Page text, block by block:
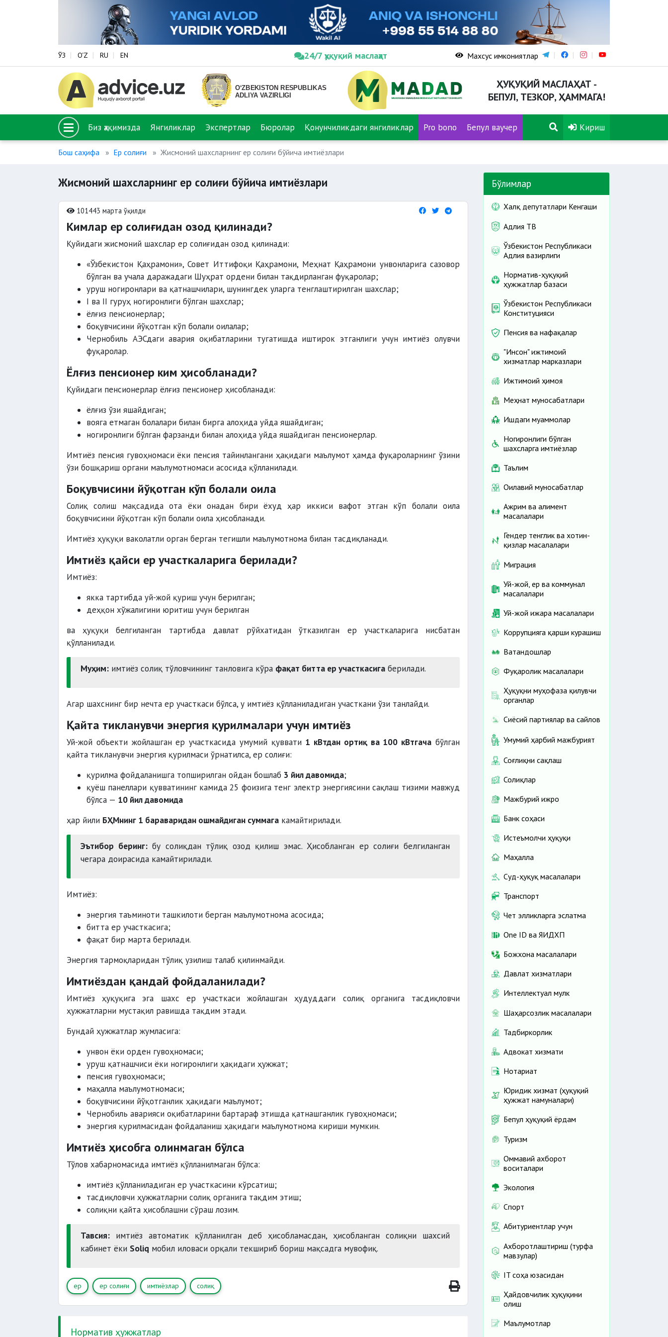
ЎЗ O‘Z RU EN 24/7 ҳуқуқий маслаҳат Махсус имкониятлар
ҲУҚУҚИЙ МАСЛАҲАТ -
БЕПУЛ, ТЕЗКОР, ҲАММАГА!
Биз ҳақимизда Янгиликлар Экспертлар Бюролар Қонунчиликдаги янгиликлар Pro bono Бепул ваучер Кириш
Бош саҳифа Ер солиғи Жисмоний шахсларнинг ер солиғи бўйича имтиёзлари
Жисмоний шахсларнинг ер солиғи бўйича имтиёзлари
101443 марта ўқилди
Кимлар ер солиғидан озод қилинади?
Қуйидаги жисмоний шахслар ер солиғидан озод қилинади:
«Ўзбекистон Қаҳрамони», Совет Иттифоқи Қаҳрамони, Меҳнат Қаҳрамони унвонларига сазовор
бўлган ва учала даражадаги Шуҳрат ордени билан тақдирланган фуқаролар;
уруш ногиронлари ва қатнашчилари, шунингдек уларга тенглаштирилган шахслар;
I ва II гуруҳ ногиронлиги бўлган шахслар;
ёлғиз пенсионерлар;
боқувчисини йўқотган кўп болали оилалар;
Чернобиль АЭСдаги авария оқибатларини тугатишда иштирок этганлиги учун имтиёз олувчи
фуқаролар.
Ёлғиз пенсионер ким ҳисобланади?
Қуйидаги пенсионерлар ёлғиз пенсионер ҳисобланади:
ёлғиз ўзи яшайдиган;
вояга етмаган болалари билан бирга алоҳида уйда яшайдиган;
ногиронлиги бўлган фарзанди билан алоҳида уйда яшайдиган пенсионерлар.
Имтиёз пенсия гувоҳномаси ёки пенсия тайинлангани ҳақидаги маълумот ҳамда фуқароларнинг ўзини
ўзи бошқариш органи маълумотномаси асосида қўлланилади.
Боқувчисини йўқотган кўп болали оила
Солиқ солиш мақсадида ота ёки онадан бири ёхуд ҳар иккиси вафот этган кўп болали оила
боқувчисини йўқотган кўп болали оила ҳисобланади.
Имтиёз ҳуқуқи ваколатли орган берган тегишли маълумотнома билан тасдиқланади.
Имтиёз қайси ер участкаларига берилади?
Имтиёз:
якка тартибда уй-жой қуриш учун берилган;
деҳқон хўжалигини юритиш учун берилган
ва ҳуқуқи белгиланган тартибда давлат рўйхатидан ўтказилган ер участкаларига нисбатан
қўлланилади.
Муҳим: имтиёз солиқ тўловчининг танловига кўра фақат битта ер участкасига берилади.
Агар шахснинг бир нечта ер участкаси бўлса, у имтиёз қўлланиладиган участкани ўзи танлайди.
Қайта тикланувчи энергия қурилмалари учун имтиёз
Уй-жой объекти жойлашган ер участкасида умумий қуввати 1 кВтдан ортиқ ва 100 кВтгача бўлган
қайта тикланувчи энергия қурилмаси ўрнатилса, ер солиғи:
қурилма фойдаланишга топширилган ойдан бошлаб 3 йил давомида;
қуёш панеллари қувватининг камида 25 фоизига тенг электр энергиясини сақлаш тизими мавжуд
бўлса — 10 йил давомида
ҳар йили БҲМнинг 1 бараваридан ошмайдиган суммага камайтирилади.
Эътибор беринг:бу солиқдан тўлиқ озод қилиш эмас. Ҳисобланган ер солиғи белгиланган
чегара доирасида камайтирилади.
Имтиёз:
энергия таъминоти ташкилоти берган маълумотнома асосида;
битта ер участкасига;
фақат бир марта берилади.
Энергия тармоқларидан тўлиқ узилиш талаб қилинмайди.
Имтиёздан қандай фойдаланилади?
Имтиёз ҳуқуқига эга шахс ер участкаси жойлашган ҳудуддаги солиқ органига тасдиқловчи
ҳужжатларни мустақил равишда тақдим этади.
Бундай ҳужжатлар жумласига:
унвон ёки орден гувоҳномаси;
уруш қатнашчиси ёки ногиронлиги ҳақидаги ҳужжат;
пенсия гувоҳномаси;
маҳалла маълумотномаси;
боқувчисини йўқотганлик ҳақидаги маълумот;
Чернобиль аварияси оқибатларини бартараф этишда қатнашганлик гувоҳномаси;
энергия қурилмасидан фойдаланиш ҳақидаги маълумотнома кириши мумкин.
Имтиёз ҳисобга олинмаган бўлса
Тўлов хабарномасида имтиёз қўлланилмаган бўлса:
имтиёз қўлланиладиган ер участкасини кўрсатиш;
тасдиқловчи ҳужжатларни солиқ органига тақдим этиш;
солиқни қайта ҳисоблашни сўраш лозим.
Тавсия: имтиёз автоматик қўлланилган деб ҳисобламасдан, ҳисобланган солиқни шахсий
кабинет ёки Soliq мобил иловаси орқали текшириб бориш мақсадга мувофиқ.
ер ер солиғи имтиёзлар солиқ
Норматив ҳужжатлар
Бўлимлар
Халқ депутатлари Кенгаши
Адлия ТВ
Ўзбекистон Республикаси
Адлия вазирлиги
Норматив-ҳуқуқий
ҳужжатлар базаси
Ўзбекистон Республикаси
Конституцияси
Пенсия ва нафақалар
"Инсон" ижтимоий
хизматлар марказлари
Ижтимоий ҳимоя
Меҳнат муносабатлари
Ишдаги муаммолар
Ногиронлиги бўлган
шахсларга имтиёзлар
Таълим
Оилавий муносабатлар
Ажрим ва алимент
масалалари
Гендер тенглик ва хотин-
қизлар масалалари
Миграция
Уй-жой, ер ва коммунал
масалалари
Уй-жой ижара масалалари
Коррупцияга қарши курашиш
Ватандошлар
Фуқаролик масалалари
Ҳуқуқни муҳофаза қилувчи
органлар
Сиёсий партиялар ва сайлов
Умумий ҳарбий мажбурият
Соғлиқни сақлаш
Солиқлар
Мажбурий ижро
Банк соҳаси
Истеъмолчи ҳуқуқи
Маҳалла
Суд-ҳуқуқ масалалари
Транспорт
Чет элликларга эслатма
One ID ва ЯИДХП
Божхона масалалари
Давлат хизматлари
Интеллектуал мулк
Шаҳарсозлик масалалари
Тадбиркорлик
Адвокат хизмати
Нотариат
Юридик хизмат (ҳуқуқий
ҳужжат намуналари)
Бепул ҳуқуқий ёрдам
Туризм
Оммавий ахборот
воситалари
Экология
Спорт
Абитуриентлар учун
Ахборотлаштириш (турфа
мавзулар)
IT соҳа юзасидан
Ҳайдовчилик ҳуқуқини
олиш
Маълумотлар